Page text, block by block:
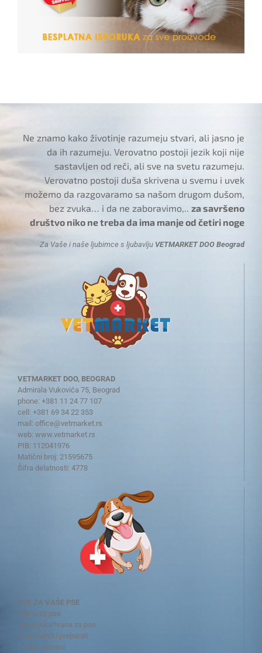
Ne znamo kako životinje razumeju stvari, ali jasno je
da ih razumeju. Verovatno postoji jezik koji nije
sastavljen od reči, ali sve na svetu razumeju.
Verovatno postoji duša skrivena u svemu i uvek
možemo da razgovaramo sa našom drugom dušom,
bez zvuka… i da ne zaboravimo,..za savršeno
društvo niko ne treba da ima manje od četiri noge
Za Vaše i naše ljubimce s ljubavlju VETMARKET DOO Beograd
VETMARKET DOO, BEOGRAD
Admirala Vukovića 75, Beograd
phone: +381 11 24 77 107
cell: +381 69 34 22 353
mail: office@vetmarket.rs
web: www.vetmarket.rs
PIB: 112041976
Matični broj: 21595675
Šifra delatnosti: 4778
SVE ZA VAŠE PSE
Hrana za pse
Terapijska hrana za pse
Veterinarski preparati
Dodaci ishrani